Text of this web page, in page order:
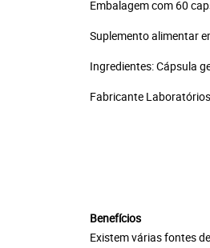
Embalagem com 60
Suplemento alimentar
Ingredientes: Cápsula
Fabricante
Benefícios
Existem várias fontes